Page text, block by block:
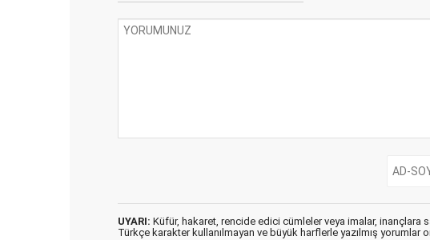
UYARI: Küfür, hakaret, rencide edici cümleler veya imalar, inançlara
Türkçe karakter kullanılmayan ve büyük harflerle yazılmış yorumlar